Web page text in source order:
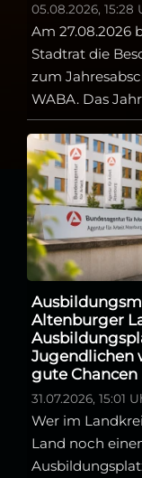
05.08.2026, 15:28
Am 27.08.2026
Stadtrat die
zum
WABA. Das Jahr
Altenburger
Jugendlichen
gute Chancen
31.07.2026, 15:01
Wer im
Land noch